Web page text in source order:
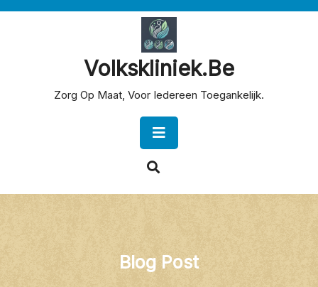
Volkskliniek.be
Zorg Op Maat, Voor Iedereen Toegankelijk.
Button
Blog Post